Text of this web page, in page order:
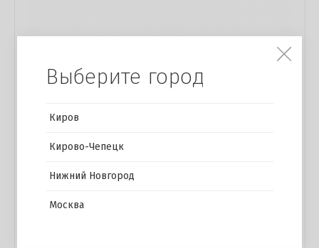
Выберите город
Киров
Кирово-Чепецк
Нижний Новгород
Москва